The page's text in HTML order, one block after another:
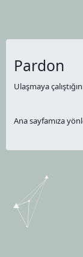
Pardon
Ulaşmaya
Ana sayfamıza